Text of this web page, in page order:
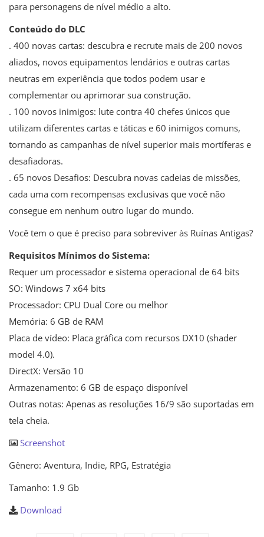
para personagens de nível médio a alto.
Conteúdo do DLC
. 400 novas cartas: descubra e recrute mais de 200 novos
aliados, novos equipamentos lendários e outras cartas
neutras em experiência que todos podem usar e
complementar ou aprimorar sua construção.
. 100 novos inimigos: lute contra 40 chefes únicos que
utilizam diferentes cartas e táticas e 60 inimigos comuns,
tornando as campanhas de nível superior mais mortíferas e
desafiadoras.
. 65 novos Desafios: Descubra novas cadeias de missões,
cada uma com recompensas exclusivas que você não
consegue em nenhum outro lugar do mundo.
Você tem o que é preciso para sobreviver às Ruínas Antigas?
Requisitos Mínimos do Sistema:
Requer um processador e sistema operacional de 64 bits
SO: Windows 7 x64 bits
Processador: CPU Dual Core ou melhor
Memória: 6 GB de RAM
Placa de vídeo: Placa gráfica com recursos DX10 (shader
model 4.0).
DirectX: Versão 10
Armazenamento: 6 GB de espaço disponível
Outras notas: Apenas as resoluções 16/9 são suportadas em
tela cheia.
Screenshot
Gênero: Aventura, Indie, RPG, Estratégia
Tamanho: 1.9 Gb
Download